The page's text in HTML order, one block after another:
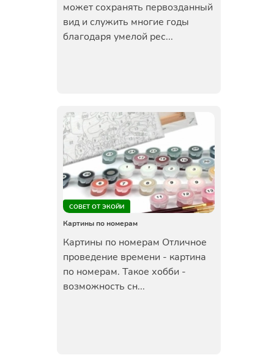
может сохранять первозданный
вид и служить многие годы
благодаря умелой рес...
СОВЕТ ОТ ЭКОЙИ
Картины по номерам
Картины по номерам Отличное
проведение времени - картина
по номерам. Такое хобби -
возможность сн...